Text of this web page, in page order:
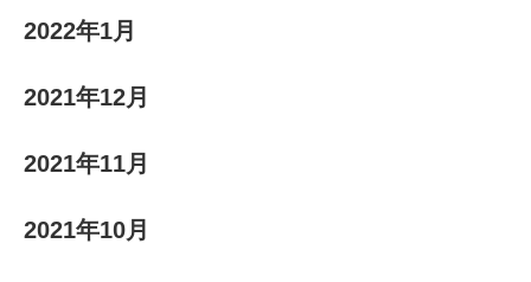
2022年1月
2021年12月
2021年11月
2021年10月